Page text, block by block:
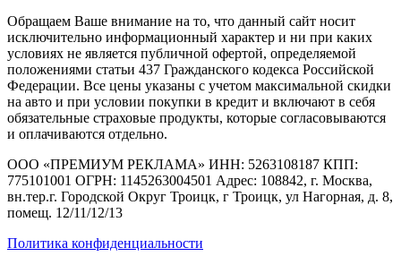
Обращаем Ваше внимание на то, что данный сайт носит
исключительно информационный характер и ни при каких
условиях не является публичной офертой, определяемой
положениями статьи 437 Гражданского кодекса Российской
Федерации. Все цены указаны с учетом максимальной скидки
на авто и при условии покупки в кредит и включают в себя
обязательные страховые продукты, которые согласовываются
и оплачиваются отдельно.
ООО «ПРЕМИУМ РЕКЛАМА» ИНН: 5263108187 КПП:
775101001 ОГРН: 1145263004501 Адрес: 108842, г. Москва,
вн.тер.г. Городской Округ Троицк, г Троицк, ул Нагорная, д. 8,
помещ. 12/11/12/13
Политика конфиденциальности